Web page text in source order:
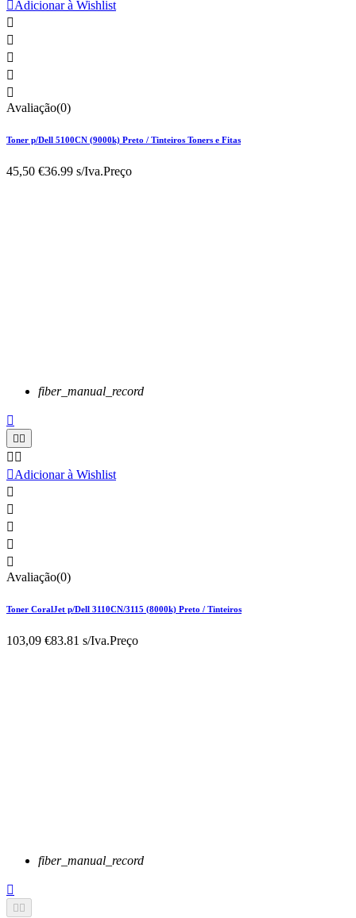
Adicionar à Wishlist





Avaliação(0)
Toner p/Dell 5100CN (9000k) Preto / Tinteiros Toners e Fitas
45,50 €36.99 s/Iva.Preço
fiber_manual_record

 
 
Adicionar à Wishlist





Avaliação(0)
Toner CoralJet p/Dell 3110CN/3115 (8000k) Preto / Tinteiros
103,09 €83.81 s/Iva.Preço
fiber_manual_record

 